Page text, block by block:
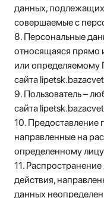
данных,
совершаемые с
8. Персональные
относящаяся прямо
или определяемому
сайта
9. Пользователь –
сайта
10. Предоставление
направленные на
определенному
11.
действия,
данных